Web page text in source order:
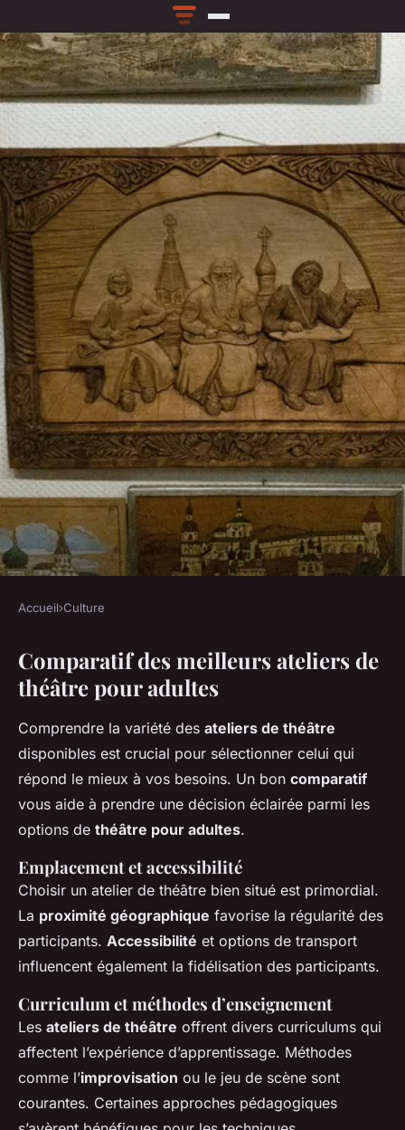
Comparatif des meilleurs
ateliers de théâtre pour
adultes
Kaïs • 20 décembre 2024 •4 min de lecture
Accueil›Culture
Comparatif des meilleurs ateliers de
théâtre pour adultes
Comprendre la variété des ateliers de théâtre
disponibles est crucial pour sélectionner celui qui
répond le mieux à vos besoins. Un bon comparatif
vous aide à prendre une décision éclairée parmi les
options de théâtre pour adultes.
Emplacement et accessibilité
Choisir un atelier de théâtre bien situé est primordial.
La proximité géographique favorise la régularité des
participants. Accessibilité et options de transport
influencent également la fidélisation des participants.
Curriculum et méthodes d’enseignement
Les ateliers de théâtre offrent divers curriculums qui
affectent l’expérience d’apprentissage. Méthodes
comme l’improvisation ou le jeu de scène sont
courantes. Certaines approches pédagogiques